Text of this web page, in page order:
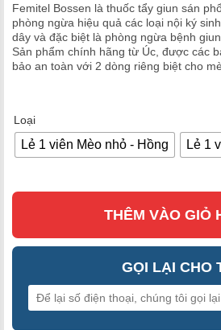
Femitel Bossen là thuốc tẩy giun sán
phòng ngừa hiệu quả các loại nội ký
dây và đặc biệt là phòng ngừa bệnh
Sản phẩm chính hãng từ Úc, được các
bảo an toàn với 2 dòng riêng biệt cho
Loại
Lẻ 1 viên Mèo nhỏ - Hồng Lẻ 1
THÊM VÀO GIỎ
GỌI LẠI CHO